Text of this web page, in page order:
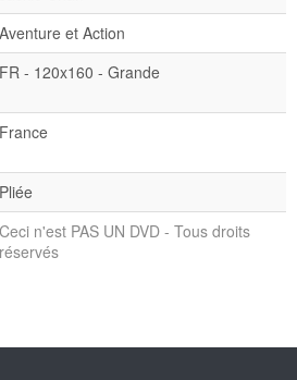
Aventure et Action
FR - 120x160 - Grande
France
Pliée
Ceci n'est PAS UN DVD - Tous droits
réservés